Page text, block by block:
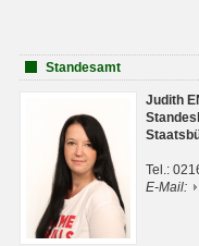
Standesamt
Judith
Tel.:
E-Mail: